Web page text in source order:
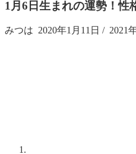
1月6日生まれの運勢！性
みつは 2020年1月11日 / 2021